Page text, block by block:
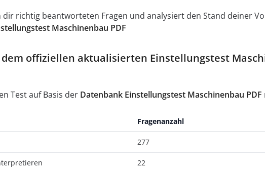
dir richtig beantworteten Fragen und analysiert den Stand deiner
Maschinenbau PDF
offiziellen aktualisierten Einstellungstest
Test auf Basis der Datenbank Einstellungstest Maschinenbau PDF
Fragenanzahl
277
22